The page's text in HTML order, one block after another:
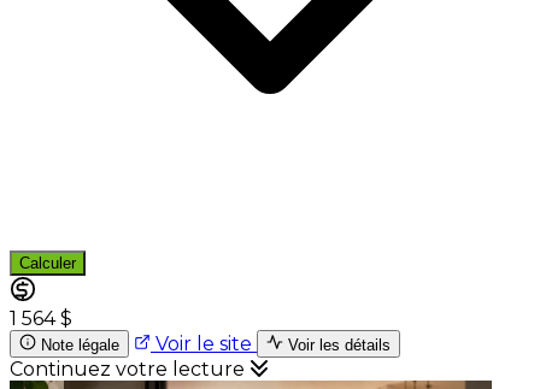
Calculer
1 564 $
Note légale Voir le site Voir les détails
Continuez votre lecture